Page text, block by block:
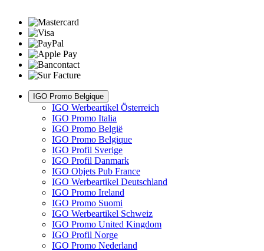
IGO Promo Belgique
IGO Werbeartikel Österreich
IGO Promo Italia
IGO Promo België
IGO Promo Belgique
IGO Profil Sverige
IGO Profil Danmark
IGO Objets Pub France
IGO Werbeartikel Deutschland
IGO Promo Ireland
IGO Promo Suomi
IGO Werbeartikel Schweiz
IGO Promo United Kingdom
IGO Profil Norge
IGO Promo Nederland